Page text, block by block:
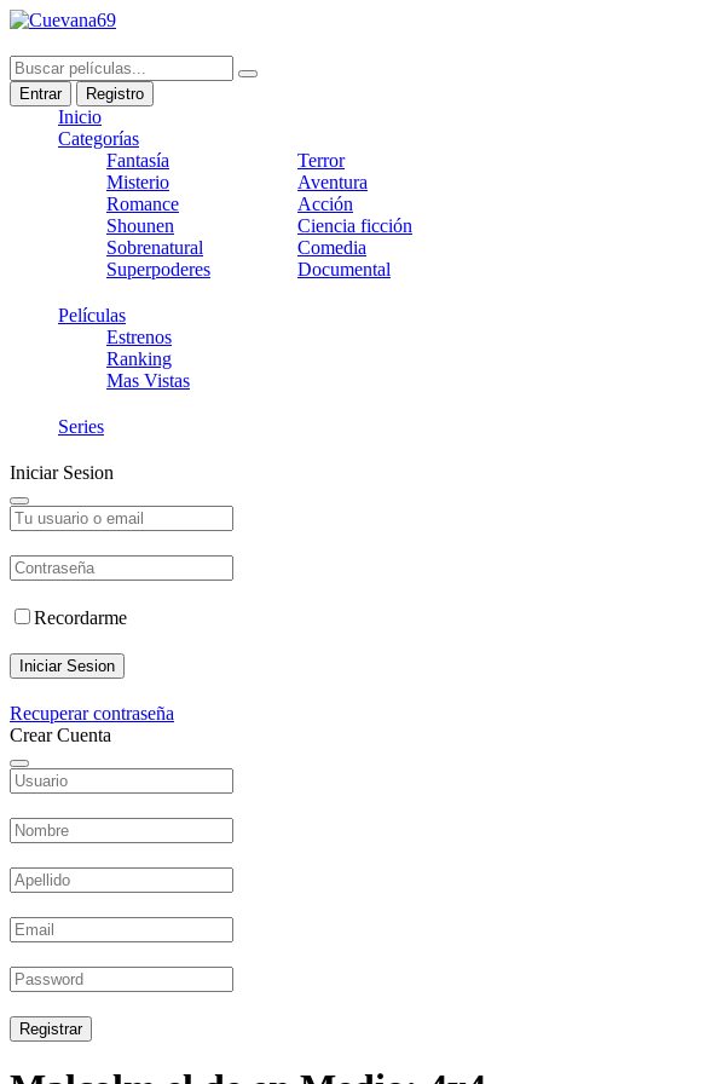
Entrar Registro
Inicio
Categorías
Fantasía
Misterio
Romance
Shounen
Sobrenatural
Superpoderes
Terror
Aventura
Acción
Ciencia ficción
Comedia
Documental
Películas
Estrenos
Ranking
Mas Vistas
Series
Iniciar Sesion
Recordarme
Iniciar Sesion
Recuperar contraseña
Crear Cuenta
Registrar